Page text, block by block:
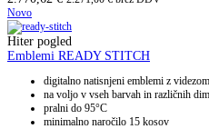
Novo
Hiter pogled
Emblemi READY STITCH
digitalno natisnjeni emblemi z
na voljo v vseh barvah in različnih
pralni do 95°C
minimalno naročilo 15 kosov